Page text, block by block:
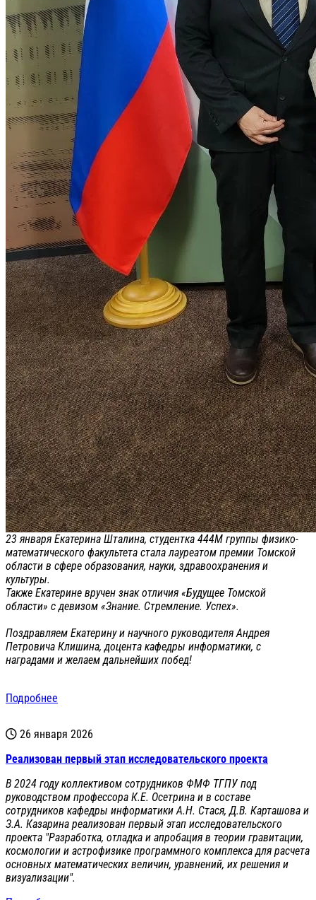
23 января Екатерина Шталина, студентка 444М группы физико-
математического факультета стала лауреатом премии Томской
области в сфере образования, науки, здравоохранения и
культуры.
Также Екатерине вручен знак отличия «Будущее Томской
области» с девизом «Знание. Стремление. Успех».
Поздравляем Екатерину и научного руководителя Андрея
Петровича Клишина, доцента кафедры информатики, с
наградами и желаем дальнейших побед!
Подробнее
26 января 2026
Реализован первый этап исследовательского проекта
В 2024 году коллективом сотрудников ФМФ ТГПУ под
руководством профессора К.Е. Осетрина и в составе
сотрудников кафедры информатики А.Н. Стася, Д.В. Карташова и
З.А. Казарина реализован первый этап исследовательского
проекта "Разработка, отладка и апробация в теории гравитации,
космологии и астрофизике программного комплекса для расчета
основных математических величин, уравнений, их решения и
визуализации".